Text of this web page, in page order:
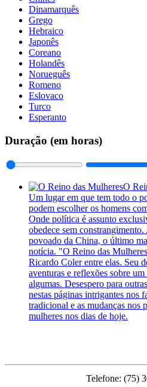
Dinamarquês
Grego
Hebraico
Japonês
Coreano
Holandês
Norueguês
Romeno
Eslovaco
Turco
Esperanto
Duração (em horas)
O
Um lugar em que tem todo o
podem escolher os homens
Onde política é assunto
obedece sem
povoado da China, o último
notícia. "O Reino das
Ricardo Coler entre elas. Seu
aventuras e reflexões sobre
algumas. Desespero para
nestas páginas intrigantes nos
tradicional e as mudanças nos
mulheres nos dias de hoje.
Telefone: (75)